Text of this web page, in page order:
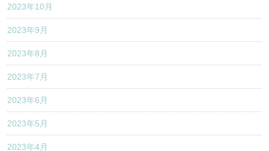
2023年10月
2023年9月
2023年8月
2023年7月
2023年6月
2023年5月
2023年4月